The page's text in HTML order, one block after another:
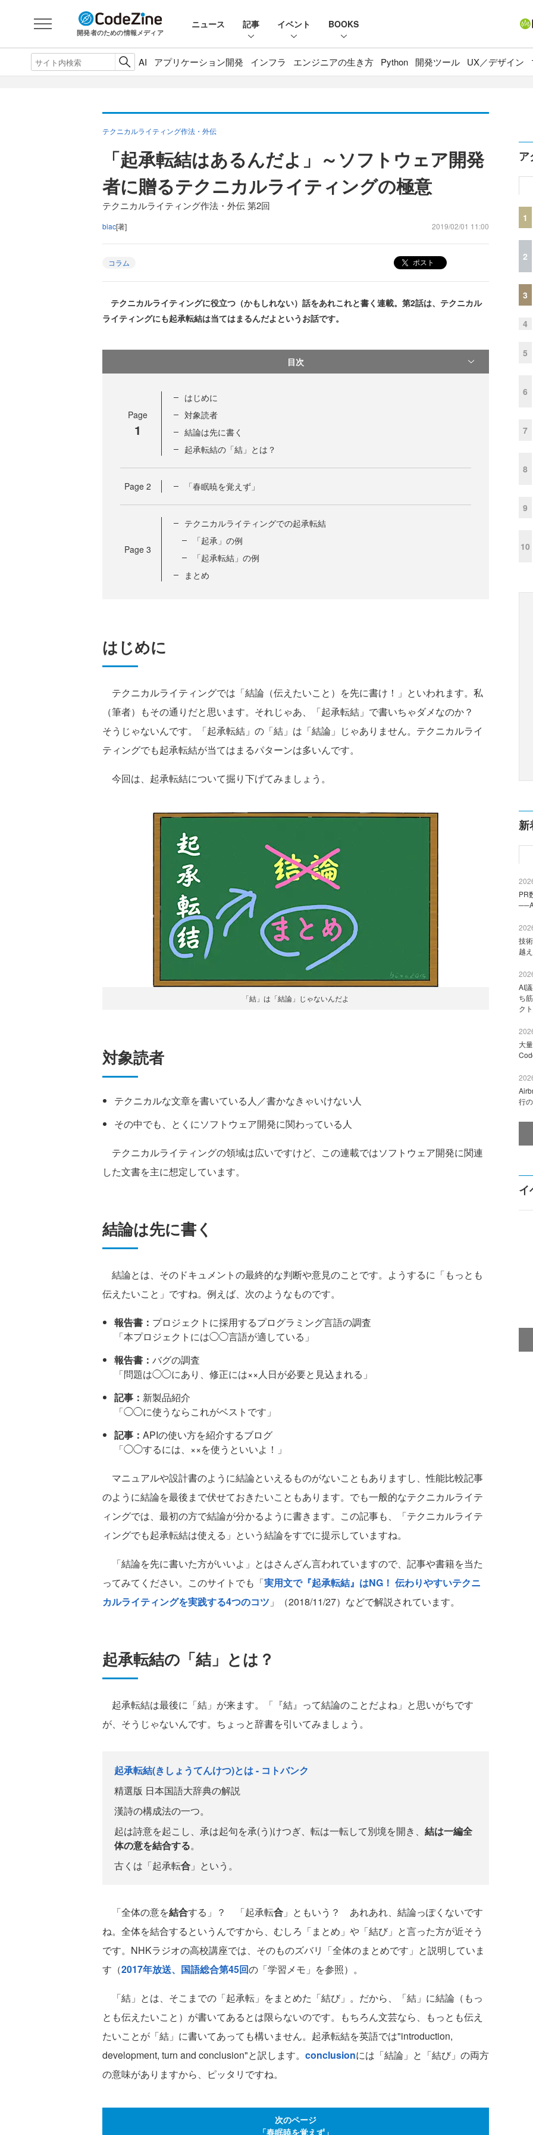
開発者のための情報メディア
ニュース 記事 イベント BOOKS
AI アプリケーション開発 インフラ エンジニアの生き方 Python 開発ツール UX／デザイン
テクニカルライティング作法・外伝
「起承転結はあるんだよ」～ソフトウェア開発
者に贈るテクニカルライティングの極意
テクニカルライティング作法・外伝 第2回
biac[著] 2019/02/01 11:00
コラム ポスト
テクニカルライティングに役立つ（かもしれない）話をあれこれと書く連載。第2話は、テクニカル
ライティングにも起承転結は当てはまるんだよというお話です。
目次
Page
1
はじめに
対象読者
結論は先に書く
起承転結の「結」とは？
Page 2 「春眠暁を覚えず」
Page 3
テクニカルライティングでの起承転結
「起承」の例
「起承転結」の例
まとめ
はじめに
テクニカルライティングでは「結論（伝えたいこと）を先に書け！」といわれます。私
（筆者）もその通りだと思います。それじゃあ、「起承転結」で書いちゃダメなのか？
そうじゃないんです。「起承転結」の「結」は「結論」じゃありません。テクニカルライ
ティングでも起承転結が当てはまるパターンは多いんです。
今回は、起承転結について掘り下げてみましょう。
「結」は「結論」じゃないんだよ
対象読者
テクニカルな文章を書いている人／書かなきゃいけない人
その中でも、とくにソフトウェア開発に関わっている人
テクニカルライティングの領域は広いですけど、この連載ではソフトウェア開発に関連
した文書を主に想定しています。
結論は先に書く
結論とは、そのドキュメントの最終的な判断や意見のことです。ようするに「もっとも
伝えたいこと」ですね。例えば、次のようなものです。
報告書： プロジェクトに採用するプログラミング言語の調査
「本プロジェクトには◯◯言語が適している」
報告書： バグの調査
「問題は◯◯にあり、修正には××人日が必要と見込まれる」
記事： 新製品紹介
「◯◯に使うならこれがベストです」
記事： APIの使い方を紹介するブログ
「◯◯するには、××を使うといいよ！」
マニュアルや設計書のように結論といえるものがないこともありますし、性能比較記事
のように結論を最後まで伏せておきたいこともあります。でも一般的なテクニカルライテ
ィングでは、最初の方で結論が分かるように書きます。この記事も、「テクニカルライテ
ィングでも起承転結は使える」という結論をすでに提示していますね。
「結論を先に書いた方がいいよ」とはさんざん言われていますので、記事や書籍を当た
ってみてください。このサイトでも「実用文で『起承転結』はNG！ 伝わりやすいテクニ
カルライティングを実践する4つのコツ 」（2018/11/27）などで解説されています。
起承転結の「結」とは？
起承転結は最後に「結」が来ます。「『結』って結論のことだよね」と思いがちです
が、そうじゃないんです。ちょっと辞書を引いてみましょう。
起承転結(きしょうてんけつ)とは - コトバンク
精選版 日本国語大辞典の解説
漢詩の構成法の一つ。
起は詩意を起こし、承は起句を承(う)けつぎ、転は一転して別境を開き、 結は一編全
体の意を結合する。
古くは「起承転合 」という。
「全体の意を結合する」？ 「起承転合 」ともいう？ あれあれ、結論っぽくないです
ね。全体を結合するというんですから、むしろ「まとめ」や「結び」と言った方が近そう
です。NHKラジオの高校講座では、そのものズバリ「全体のまとめです」と説明していま
す（2017年放送、国語総合第45回の「学習メモ」を参照）。
「結」とは、そこまでの「起承転」をまとめた「結び」。だから、「結」に結論（もっ
とも伝えたいこと）が書いてあるとは限らないのです。もちろん文芸なら、もっとも伝え
たいことが「結」に書いてあっても構いません。起承転結を英語では"introduction,
development, turn and conclusion"と訳します。 conclusionには「結論」と「結び」の両方
の意味がありますから、ピッタリですね。
次のページ
「春眠暁を覚えず」
ア
1
2
3
4
5
6
7
8
9
10
新
PR
技
越
AI
ち
ク
大
行
イ